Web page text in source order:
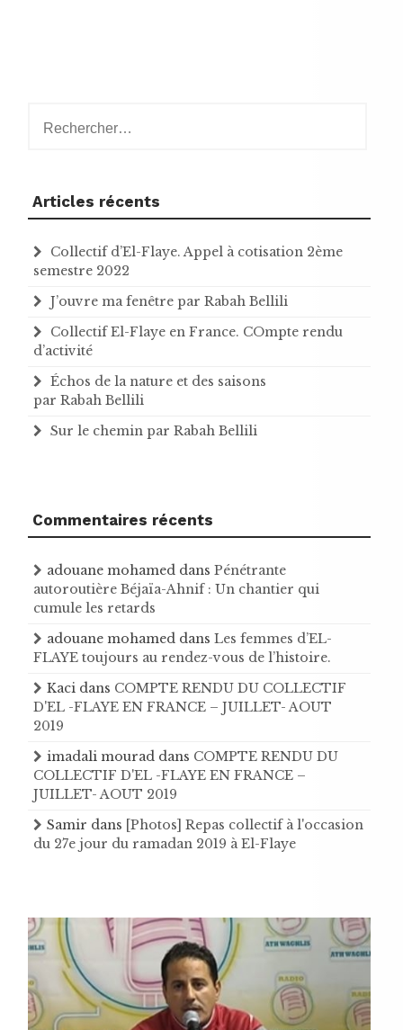
Articles récents
Collectif d’El-Flaye. Appel à cotisation 2ème
semestre 2022
J’ouvre ma fenêtre par Rabah Bellili
Collectif El-Flaye en France. COmpte rendu
d’activité
Échos de la nature et des saisons
par Rabah Bellili
Sur le chemin par Rabah Bellili
Commentaires récents
adouane mohamed dans Pénétrante
autoroutière Béjaïa-Ahnif : Un chantier qui
cumule les retards
adouane mohamed dans Les femmes d’EL-
FLAYE toujours au rendez-vous de l’histoire .
Kaci dans COMPTE RENDU DU COLLECTIF
D'EL -FLAYE EN FRANCE – JUILLET- AOUT
2019
imadali mourad dans COMPTE RENDU DU
COLLECTIF D'EL -FLAYE EN FRANCE –
JUILLET- AOUT 2019
Samir dans [Photos] Repas collectif à l'occasion
du 27e jour du ramadan 2019 à El-Flaye